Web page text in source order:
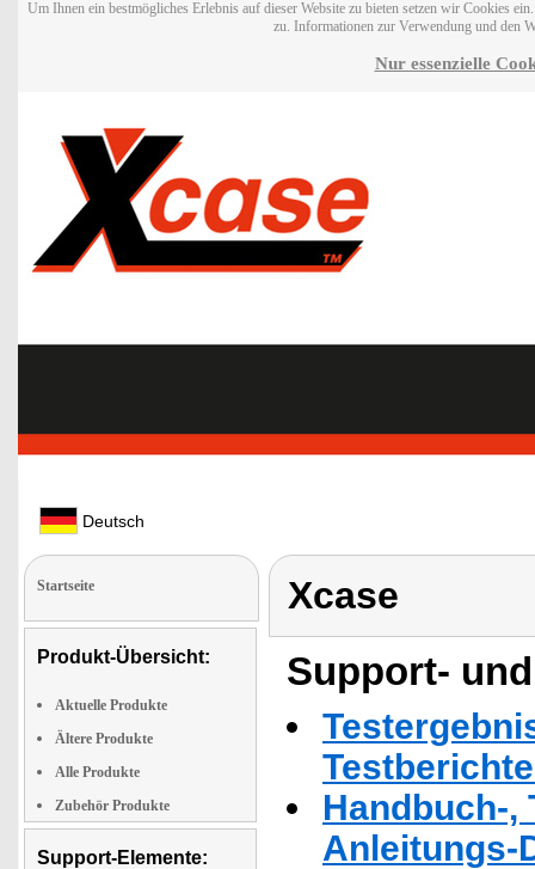
Um Ihnen ein bestmögliches Erlebnis auf dieser Website zu bieten setzen wir Cookies
zu. Informationen zur Verwendung und den
Nur essenzielle
Deutsch
Startseite
Produkt-Übersicht:
Aktuelle Produkte
Ältere Produkte
Alle Produkte
Zubehör Produkte
Support-Elemente:
Xcase
Support-
Handbuch-,
Anleitungs-